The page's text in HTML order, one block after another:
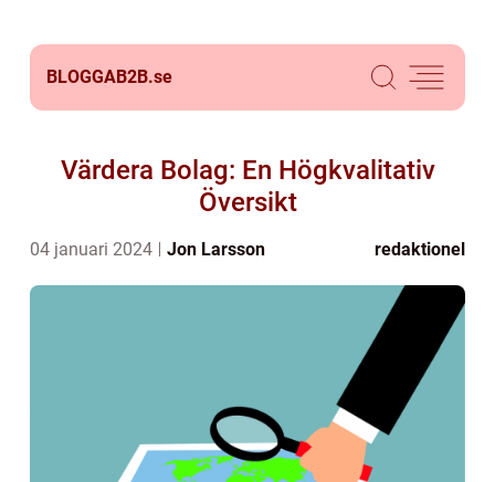
BLOGGAB2B.se
Värdera Bolag: En Högkvalitativ
Översikt
04 januari 2024 Jon Larsson redaktionel